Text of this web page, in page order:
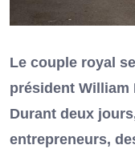
Le couple royal
président William
Durant deux
entrepreneurs,